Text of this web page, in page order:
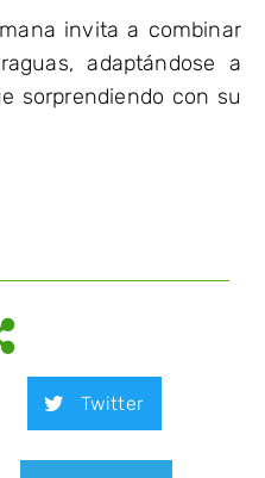
invita a combinar
adaptándose a
sorprendiendo con su
Twitter